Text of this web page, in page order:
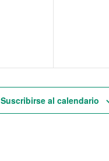
Suscribirse al calendario